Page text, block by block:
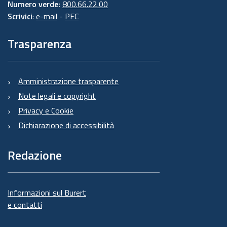
Numero verde: 800.66.22.00
Scrivici: e-mail - PEC
Trasparenza
Amministrazione trasparente
Note legali e copyright
Privacy e Cookie
Dichiarazione di accessibilità
Redazione
Informazioni sul Burert
e contatti